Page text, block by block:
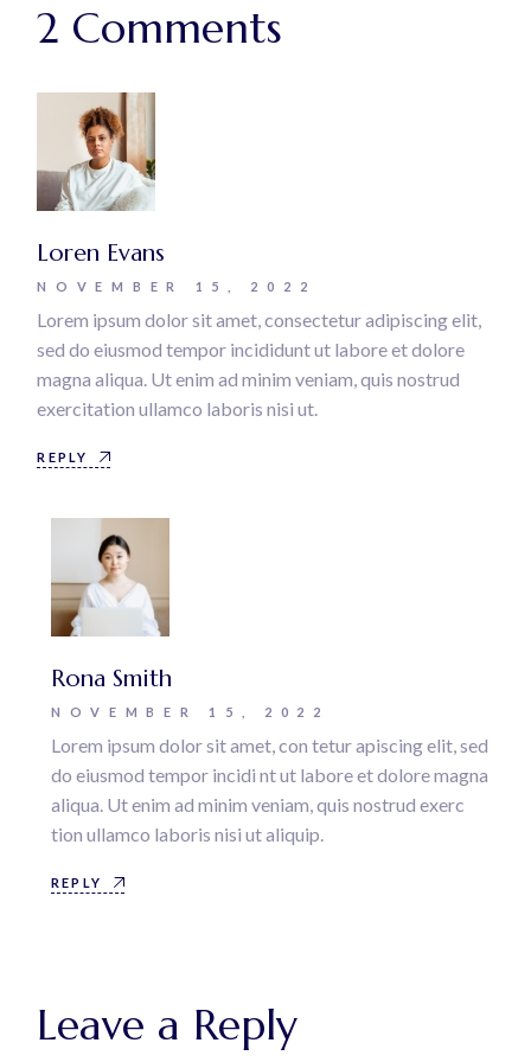
2 Comments
Loren Evans
NOVEMBER 15, 2022
Lorem ipsum dolor sit amet, consectetur adipiscing elit,
sed do eiusmod tempor incididunt ut labore et dolore
magna aliqua. Ut enim ad minim veniam, quis nostrud
exercitation ullamco laboris nisi ut.
REPLY
Rona Smith
NOVEMBER 15, 2022
Lorem ipsum dolor sit amet, con tetur apiscing elit, sed
do eiusmod tempor incidi nt ut labore et dolore magna
aliqua. Ut enim ad minim veniam, quis nostrud exerc
tion ullamco laboris nisi ut aliquip.
REPLY
Leave a Reply